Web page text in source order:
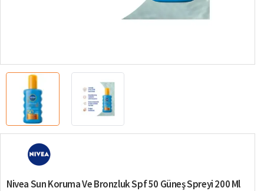
Nivea Sun Koruma Ve Bronzluk Spf 50 Güneş Spreyi 200 Ml